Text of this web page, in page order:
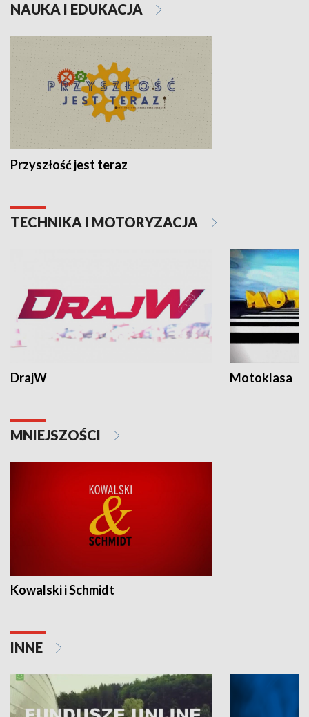
NAUKA I EDUKACJA
Przyszłość jest teraz
TECHNIKA I MOTORYZACJA
DrajW Motoklasa
MNIEJSZOŚCI
Kowalski i Schmidt
INNE